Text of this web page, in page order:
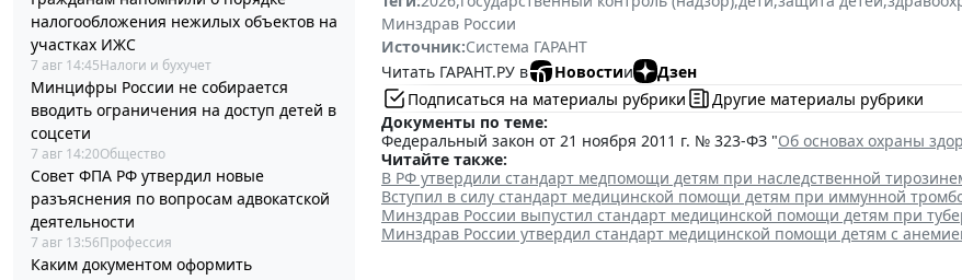
налогообложения нежилых объектов на
участках ИЖС
7 авг 14:45Налоги и бухучет
Минцифры России не собирается
вводить ограничения на доступ детей в
соцсети
7 авг 14:20Общество
Совет ФПА РФ утвердил новые
разъяснения по вопросам адвокатской
деятельности
7 авг 13:56Профессия
Каким документом оформить
Минздрав России
Источник:Система ГАРАНТ
Читать ГАРАНТ.РУ в
Новостии
Дзен
Подписаться на материалы рубрики
Другие материалы рубрики
Документы по теме:
Федеральный закон от 21 ноября 2011 г. № 323-ФЗ "Об основах охраны
Читайте также:
В РФ утвердили стандарт медпомощи детям при наследственной
Вступил в силу стандарт медицинской помощи детям при иммунной
Минздрав России выпустил стандарт медицинской помощи детям при
Минздрав России утвердил стандарт медицинской помощи детям с